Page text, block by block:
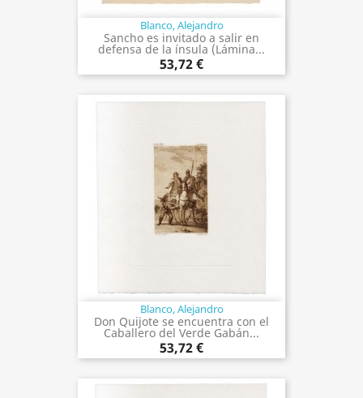
Blanco, Alejandro
Sancho es invitado a salir en
defensa de la ínsula (Lámina...
53,72 €
Blanco, Alejandro
Don Quijote se encuentra con el
Caballero del Verde Gabán...
53,72 €